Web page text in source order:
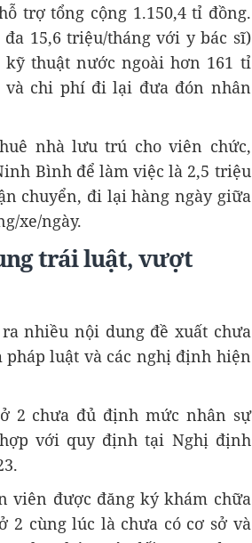
trợ tổng cộng 1.150,4 tỉ đồng.
15,6 triệu/tháng với y bác sĩ)
thuật nước ngoài hơn 161 tỉ
chi phí đi lại đưa đón nhân
nhà lưu trú cho viên chức,
Bình để làm việc là 2,5 triệu
chuyển, đi lại hàng ngày giữa
xe/ngày.
trái luật, vượt
nhiều nội dung đề xuất chưa
luật và các nghị định hiện
2 chưa đủ định mức nhân sự
với quy định tại Nghị định
viên được đăng ký khám chữa
2 cùng lúc là chưa có cơ sở và